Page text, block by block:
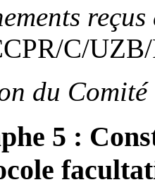
reçus
C/
du Comité
5 :